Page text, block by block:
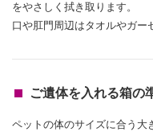
をやさしく拭き取ります。
口や肛門周辺はタオルやガー
ご遺体を入れる箱の
ペットの体のサイズに合う大